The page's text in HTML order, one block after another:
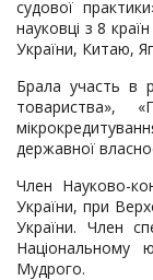
судової
науковці з 8
України, Китаю,
Брала участь в
товариства»,
державної
Член Науково-
України, при
України. Член
Національному
Мудрого.